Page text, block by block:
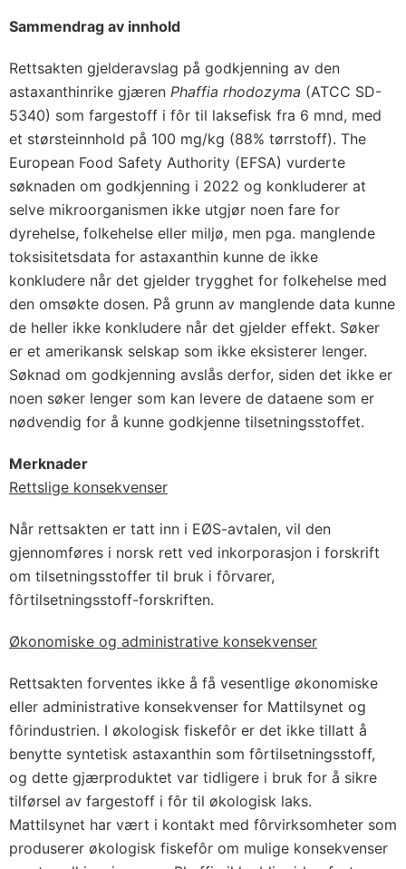
Sammendrag av innhold
Rettsakten gjelderavslag på godkjenning av den
astaxanthinrike gjæren Phaffia rhodozyma (ATCC SD-
5340) som fargestoff i fôr til laksefisk fra 6 mnd, med
et størsteinnhold på 100 mg/kg (88% tørrstoff). The
European Food Safety Authority (EFSA) vurderte
søknaden om godkjenning i 2022 og konkluderer at
selve mikroorganismen ikke utgjør noen fare for
dyrehelse, folkehelse eller miljø, men pga. manglende
toksisitetsdata for astaxanthin kunne de ikke
konkludere når det gjelder trygghet for folkehelse med
den omsøkte dosen. På grunn av manglende data kunne
de heller ikke konkludere når det gjelder effekt. Søker
er et amerikansk selskap som ikke eksisterer lenger.
Søknad om godkjenning avslås derfor, siden det ikke er
noen søker lenger som kan levere de dataene som er
nødvendig for å kunne godkjenne tilsetningsstoffet.
Merknader
Rettslige konsekvenser
Når rettsakten er tatt inn i EØS-avtalen, vil den
gjennomføres i norsk rett ved inkorporasjon i forskrift
om tilsetningsstoffer til bruk i fôrvarer,
fôrtilsetningsstoff-forskriften.
Økonomiske og administrative konsekvenser
Rettsakten forventes ikke å få vesentlige økonomiske
eller administrative konsekvenser for Mattilsynet og
fôrindustrien. I økologisk fiskefôr er det ikke tillatt å
benytte syntetisk astaxanthin som fôrtilsetningsstoff,
og dette gjærproduktet var tidligere i bruk for å sikre
tilførsel av fargestoff i fôr til økologisk laks.
Mattilsynet har vært i kontakt med fôrvirksomheter som
produserer økologisk fiskefôr om mulige konsekvenser